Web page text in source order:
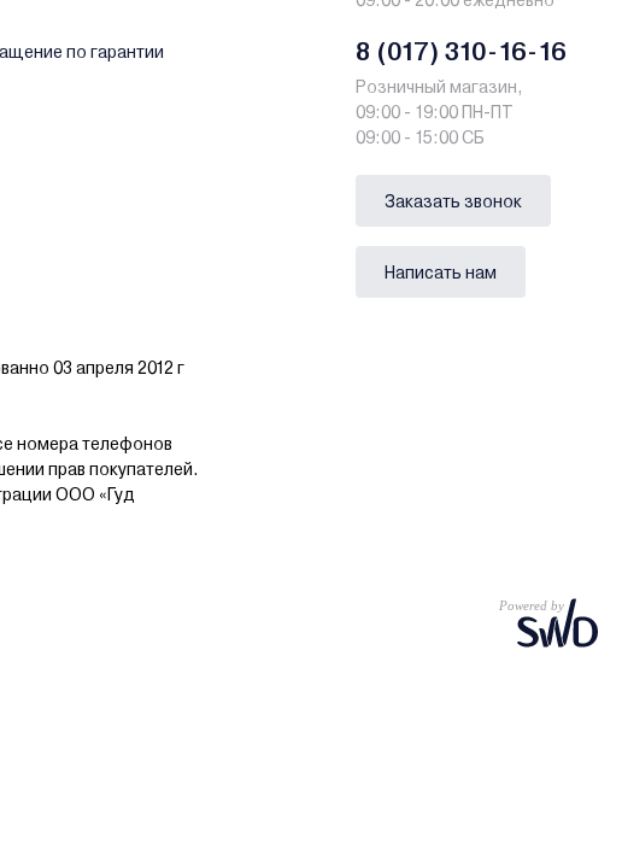
по гарантии
03 апреля 2012 г
номера телефонов
прав покупателей.
ООО «Гуд
8 (017) 310-16-16
Розничный магазин,
09:00 - 19:00 ПН-ПТ
09:00 - 15:00 СБ
Заказать звонок
Написать нам